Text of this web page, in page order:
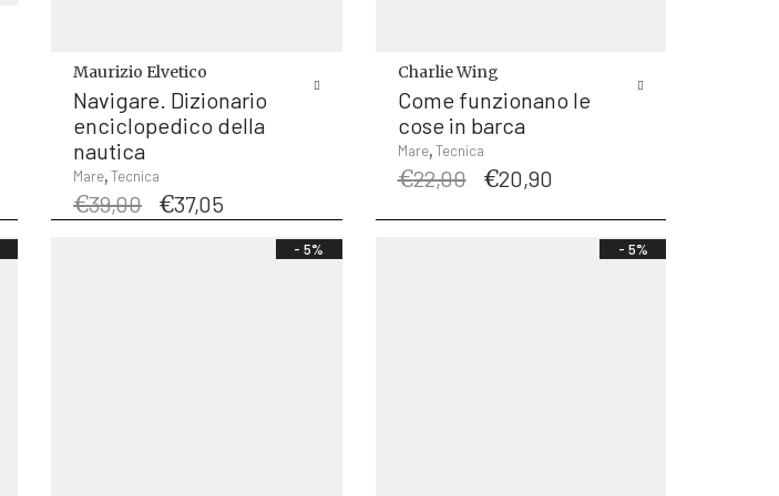
Maurizio Elvetico
Navigare. Dizionario
enciclopedico della
nautica
Mare,Tecnica
€39,00
Il
prezzo
€37,05
prezzo
attuale
Charlie Wing
Come funzionano le
cose in barca
Mare,Tecnica
€22,00
Il
originale
€20,90
attuale
- 5% - 5%